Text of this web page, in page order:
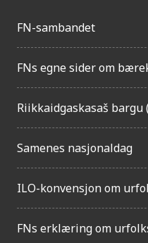
FN-sambandet
FNs egne sider om
Riikkaidgaskasaš bargu
Samenes nasjonaldag
ILO-konvensjon om
FNs erklæring om